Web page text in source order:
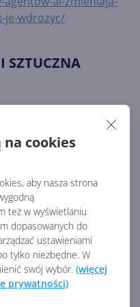
na cookies
aby nasza strona
też w wyświetlaniu
dopasowanych do
ustawieniami
tylko niezbędne. W
swój wybór. (więcej
prywatności)
je-wdrozyc/
SZTUCZNA
IT. Microsoft ma
na agentyczną AI
zarządzać AI?
kontrolę z Agent